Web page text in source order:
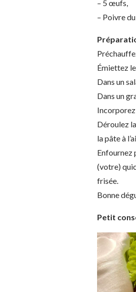
– 5 œufs,
– Poivre
Émiettez
Dans un
Dans un
Déroulez
la pâte à
Enfournez
(votre)
frisée.
Bonne
Petit